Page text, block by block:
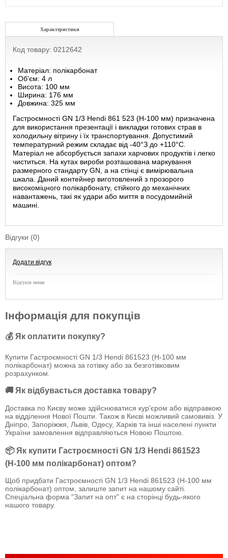
Характеристики
Код товару: 0212642
Матеріал: полікарбонат
Об'єм: 4 л
Висота: 100 мм
Ширина: 176 мм
Довжина: 325 мм
Гастроємності GN 1/3 Hendi 861 523 (Н-100 мм) призначена
для використання презентації і викладки готових страв в
холодильну вітрину і їх транспортування. Допустимий
температурний режим складає від -40°З до +110°С.
Матеріал не абсорбується запахи харчових продуктів і легко
чиститься. На кутах вироби розташована маркування
размерного стандарту GN, а на стінці є вимірювальна
шкала. Даний контейнер виготовлений з прозорого
високоміцного полікарбонату, стійкого до механічних
навантажень, такі як удари або миття в посудомийній
машині.
Відгуки (0)
Додати відгук
Відгуків немає
Інформація для покупців
💰 Як оплатити покупку?
Купити Гастроємності GN 1/3 Hendi 861523 (Н-100 мм
полікарбонат) можна за готівку або за безготівковим
розрахунком.
🚚 Як відбувається доставка товару?
Доставка по Києву може здійснюватися кур'єром або відправкою
на відділення Нової Пошти. Також в Києві можливий самовивіз. У
Дніпро, Запоріжжя, Львів, Одесу, Харків та інші населені пункти
України замовлення відправляються Новою Поштою.
📦 Як купити Гастроємності GN 1/3 Hendi 861523
(Н-100 мм полікарбонат) оптом?
Щоб придбати Гастроємності GN 1/3 Hendi 861523 (Н-100 мм
полікарбонат) оптом, залиште запит на нашому сайті.
Спеціальна форма "Запит на опт" є на сторінці будь-якого
нашого товару.